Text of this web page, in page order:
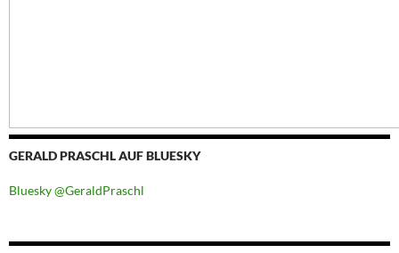
GERALD PRASCHL AUF BLUESKY
Bluesky @GeraldPraschl